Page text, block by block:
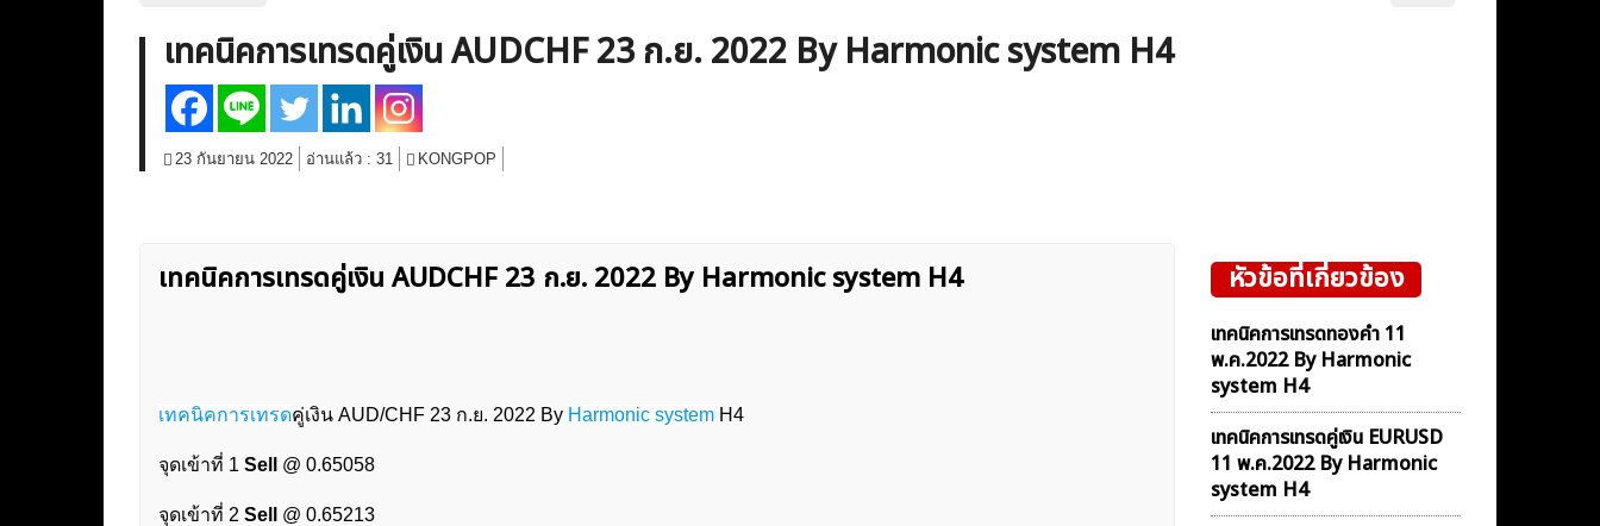
เทคนิคการเทรดคู่เงิน AUDCHF 23 ก.ย. 2022 By Harmonic system H4
23 กันยายน 2022 อ่านแล้ว : 31 KONGPOP
เทคนิคการเทรดคู่เงิน AUDCHF 23 ก.ย. 2022 By Harmonic system H4
เทคนิคการเทรดคู่เงิน AUD/CHF 23 ก.ย. 2022 By Harmonic system H4
จุดเข้าที่ 1 Sell @ 0.65058
จุดเข้าที่ 2 Sell @ 0.65213
หัวข้อที่เกี่ยวข้อง
เทคนิคการเทรดทองคำ 11
พ.ค.2022 By Harmonic
system H4
เทคนิคการเทรดคู่เงิน EURUSD
11 พ.ค.2022 By Harmonic
system H4